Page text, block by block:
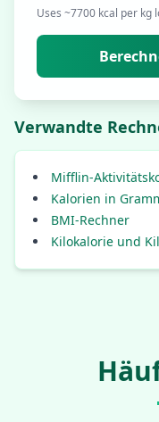
Uses ~7700 kcal per kg
Verwandte
Mifflin-
Kalorien in
BMI-Rechner
Kilokalorie und